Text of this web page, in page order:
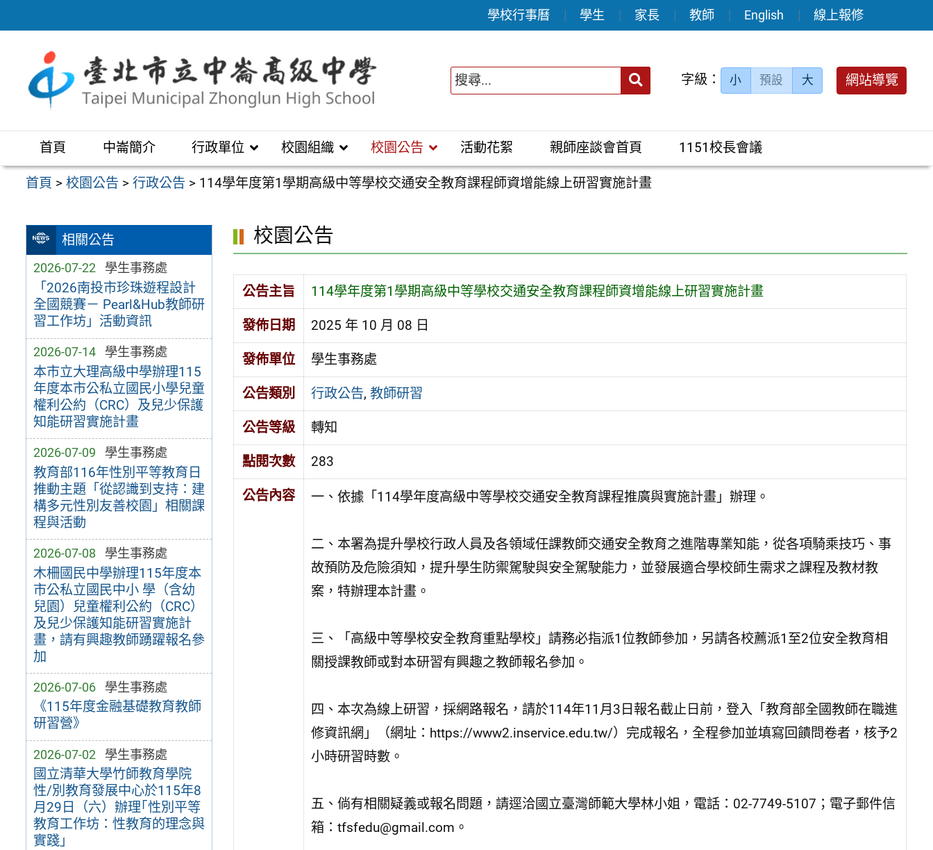
至
區
學校行事曆 學生 家長 教師 English 線上報修
送出 字級： 小 預設 大 網站導覽
首頁 中崙簡介 行政單位 校園組織 校園公告 活動花絮 親師座談會首頁 1151校長會議
首頁 >校園公告 >行政公告 > 114學年度第1學期高級中等學校交通安全教育課程師資增能線上研習實施計畫
相關公告
2026-07-22 學生事務處
「2026南投市珍珠遊程設計
全國競賽－ Pearl&Hub教師研
習工作坊」活動資訊
2026-07-14 學生事務處
本市立大理高級中學辦理115
年度本市公私立國民小學兒童
權利公約（CRC）及兒少保護
知能研習實施計畫
2026-07-09 學生事務處
教育部116年性別平等教育日
推動主題「從認識到支持：建
構多元性別友善校園」相關課
程與活動
2026-07-08 學生事務處
木柵國民中學辦理115年度本
市公私立國民中小 學（含幼
兒園）兒童權利公約（CRC）
及兒少保護知能研習實施計
畫，請有興趣教師踴躍報名參
加
2026-07-06 學生事務處
《115年度金融基礎教育教師
研習營》
2026-07-02 學生事務處
國立清華大學竹師教育學院
性/別教育發展中心於115年8
月29日（六）辦理｢性別平等
教育工作坊：性教育的理念與
實踐｣
校園公告
公告主旨 114學年度第1學期高級中等學校交通安全教育課程師資增能線上研習實施計畫
發佈日期 2025 年 10 月 08 日
發佈單位 學生事務處
公告類別 行政公告,教師研習
公告等級 轉知
點閱次數 283
公告內容 一、依據「114學年度高級中等學校交通安全教育課程推廣與實施計畫」辦理。
二、本署為提升學校行政人員及各領域任課教師交通安全教育之進階專業知能，從各項騎乘技巧、事
故預防及危險須知，提升學生防禦駕駛與安全駕駛能力，並發展適合學校師生需求之課程及教材教
案，特辦理本計畫。
三、「高級中等學校安全教育重點學校」請務必指派1位教師參加，另請各校薦派1至2位安全教育相
關授課教師或對本研習有興趣之教師報名參加。
四、本次為線上研習，採網路報名，請於114年11月3日報名截止日前，登入「教育部全國教師在職進
修資訊網」（網址：https://www2.inservice.edu.tw/）完成報名，全程參加並填寫回饋問卷者，核予2
小時研習時數。
五、倘有相關疑義或報名問題，請逕洽國立臺灣師範大學林小姐，電話：02-7749-5107；電子郵件信
箱：tfsfedu@gmail.com。